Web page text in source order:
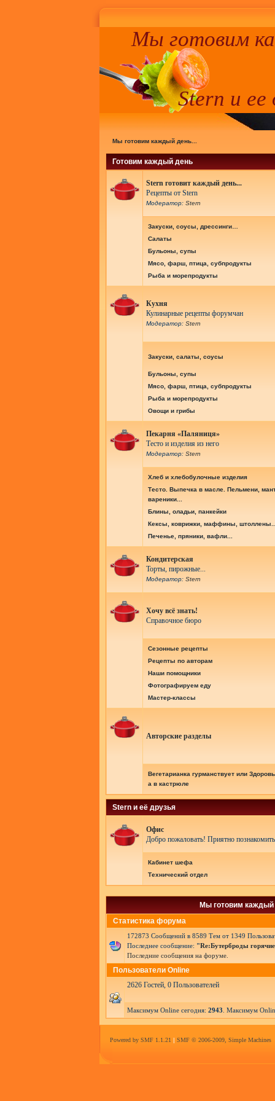
Мы готовим
Stern и ее
Мы готовим каждый день...
Готовим каждый день
Stern готовит каждый день...
Рецепты от Stern
Модератор: Stern
Закуски, соусы, дрессинги…
Салаты
Бульоны, супы
Мясо, фарш, птица, субпродукты
Рыба и морепродукты
Кухня
Кулинарные рецепты форумчан
Модератор: Stern
Закуски, салаты, соусы
Бульоны, супы
Мясо, фарш, птица, субпродукты
Рыба и морепродукты
Овощи и грибы
Пекарня «Паляниця»
Тесто и изделия из него
Модератор: Stern
Хлеб и хлебобулочные изделия
Тесто. Выпечка в масле. Пельмени,
вареники...
Блины, оладьи, панкейки
Кексы, коврижки, маффины,
Печенье, пряники, вафли...
Кондитерская
Торты, пирожные...
Модератор: Stern
Хочу всё знать!
Справочное бюро
Сезонные рецепты
Рецепты по авторам
Наши помощники
Фотографируем еду
Мастер-классы
Авторские разделы
Вегетарианка гурманствует или
а в кастрюле
Stern и её друзья
Офис
Добро пожаловать! Приятно
Кабинет шефа
Технический отдел
Мы готовим
Статистика форума
172873 Сообщений в 8589 Тем от 1349
Последнее сообщение: "Re:Бутерброды
Последние сообщения на форуме.
Пользователи Online
2626 Гостей, 0 Пользователей
Максимум Online сегодня: 2943 . Максимум
Powered by SMF 1.1.21 | SMF © 2006-2009, Simple Machines